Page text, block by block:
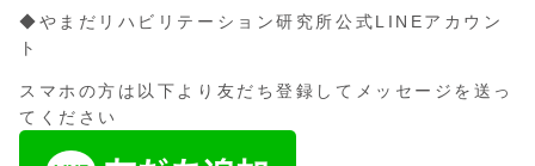
◆やまだリハビリテーション研究所公式LINEアカウン
ト
スマホの方は以下より友だち登録してメッセージを送っ
てください